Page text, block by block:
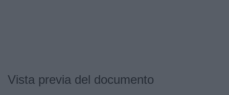
Vista previa del documento